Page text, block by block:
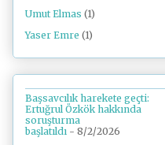
Umut Elmas (1)
Yaser Emre (1)
Başsavcılık harekete geçti:
Ertuğrul Özkök hakkında
soruşturma
başlatıldı - 8/2/2026